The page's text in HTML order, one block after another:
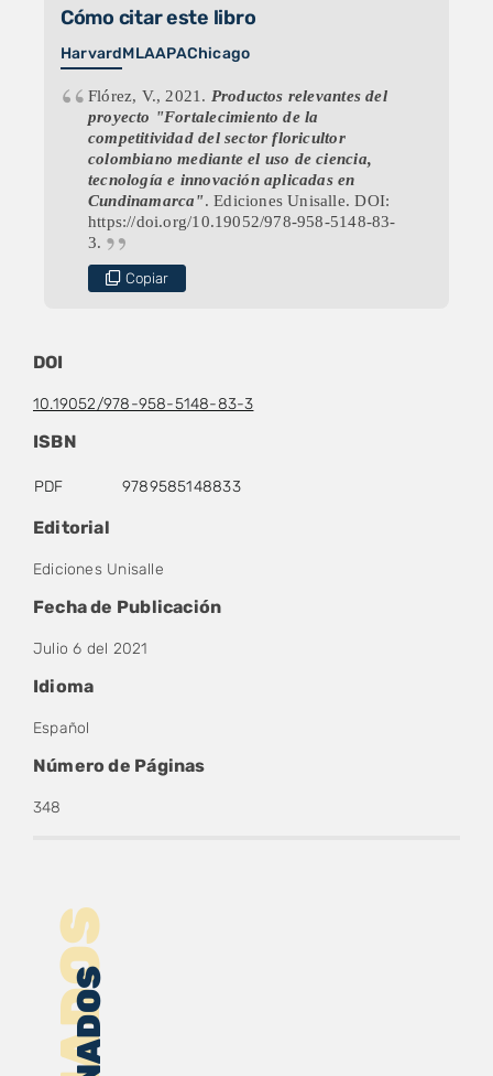
Cómo citar este libro
HarvardMLAAPAChicago
Flórez, V., 2021. Productos relevantes del
proyecto "Fortalecimiento de la
competitividad del sector floricultor
colombiano mediante el uso de ciencia,
tecnología e innovación aplicadas en
Cundinamarca". Ediciones Unisalle. DOI:
https://doi.org/10.19052/978-958-5148-83-
3.
Copiar
DOI
10.19052/978-958-5148-83-3
ISBN
PDF 9789585148833
Editorial
Ediciones Unisalle
Fecha de Publicación
Julio 6 del 2021
Idioma
Español
Número de Páginas
348